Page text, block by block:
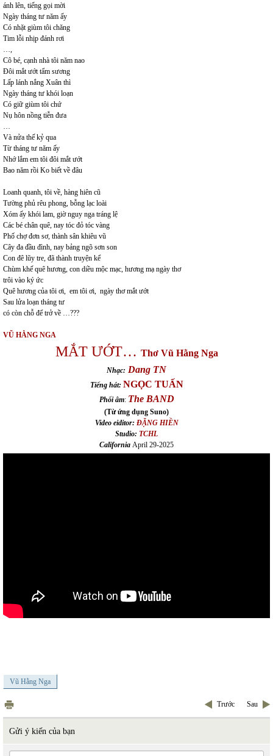
ánh lên, tiếng gọi mời
Ngày tháng tư năm ấy
Có nhặt giùm tôi chăng
Tim lỗi nhịp đánh rơi
Cô bé, cạnh nhà tôi năm nao
Đôi mắt ướt tẩm sương
Lấp lánh nắng Xuân thì
Ngày tháng tư khói loạn
Có giữ giùm tôi chứ
Nụ hôn nồng tiễn đưa
Và nửa thế kỷ qua
Từ tháng tư năm ấy
Nhớ lắm em tôi đôi mắt ướt
Bao năm rồi Ko biết về đâu
Loanh quanh, tôi về, hàng hiên cũ
Tường phủ rêu phong, bỗng lạc loài
Xóm ấy khói lam, giờ nguy nga tráng lệ
Các bé chân quê, nay tóc đỏ tóc vàng
Phố chợ đơn sơ, thành sân khiêu vũ
Cây đa đầu đình, nay bảng ngõ sơn son
Con đê lũy tre, đã thành truyện kể
Chùm khế quê hương, con diều mộc mạc, hương mạ ngày thơ
trôi vào ký ức
Quê hương của tôi ơi, em tôi ơi, ngày thơ mắt ướt
Sau lửa loạn tháng tư
có còn chỗ để trở về …???
VŨ HẰNG NGA
MẮT ƯỚT… Thơ Vũ Hằng Nga
Nhạc: Dang TN
Tiếng hát: NGỌC TUẤN
Phối âm: The BAND
(Từ ứng dụng Suno)
Video eiditor: ĐẶNG HIỀN
Studio: TCHL
California April 29-2025
Vũ Hằng Nga
Trước Sau
Gửi ý kiến của bạn